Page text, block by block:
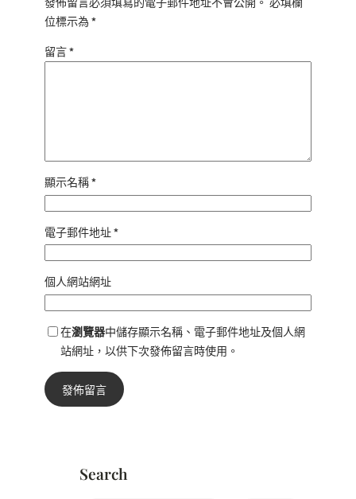
位標示為*
留言*
顯示名稱*
電子郵件地址*
個人網站網址
在瀏覽器中儲存顯示名稱、電子郵件地址及個人網
站網址，以供下次發佈留言時使用。
Search